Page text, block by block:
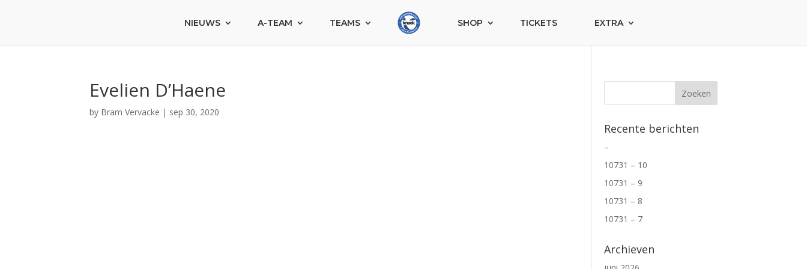
NIEUWS A-TEAM TEAMS SHOP TICKETS EXTRA
Evelien D’Haene
by Bram Vervacke | sep 30, 2020
Recente berichten
–
10731 – 10
10731 – 9
10731 – 8
10731 – 7
Archieven